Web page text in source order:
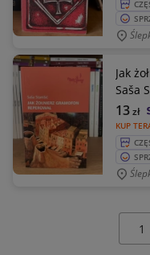
Jak
Saša
KUP
13zł